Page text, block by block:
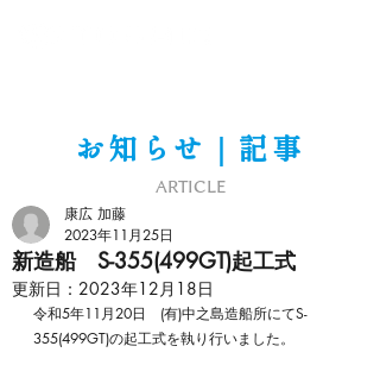
お知らせ｜記事
ARTICLE
新造船 S-355(499GT)起工式
康広 加藤
2023年11月25日
更新日： 2023年12月18日
令和5年11月20日　(有)中之島造船所にてS-
355(499GT)の起工式を執り行いました。